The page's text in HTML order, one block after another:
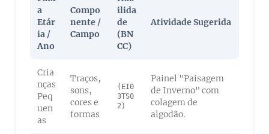
a
Etár
ia /
Ano
Compo
nente /
Campo
ilida
de
(BN
CC)
Atividade Sugerida
Cria
nças
Peq
uen
as
Traços,
sons,
cores e
formas
(EI0
3TS0
2)
Painel "Paisagem
de Inverno" com
colagem de
algodão.